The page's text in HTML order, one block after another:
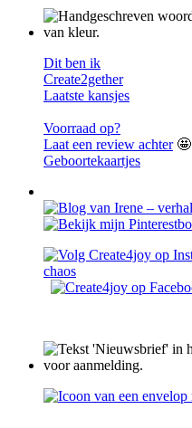
Dit ben ik
Create2gether
Laatste kansjes
Voorraad op?
Laat een review achter🤩
Geboortekaartjes